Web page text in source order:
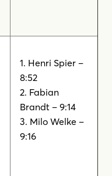
1. Henri Spier –
8:52
2. Fabian
Brandt – 9:14
3. Milo Welke –
9:16